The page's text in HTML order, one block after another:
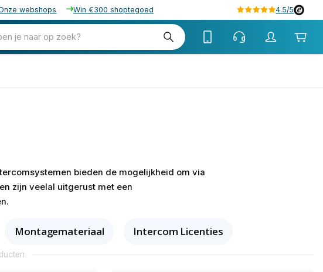
webshops Win €300 shoptegoed 4.5/5
je naar op zoek?
bieden de mogelijkheid om via
zijn veelal uitgerust met een
Montagemateriaal Intercom Licenties